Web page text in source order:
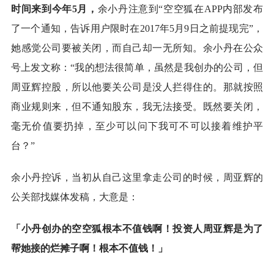
时间来到今年5月， 余小丹注意到“空空狐在APP内部发布
了一个通知，告诉用户限时在2017年5月9日之前提现完”，
她感觉公司要被关闭，而自己却一无所知。余小丹在公众
号上发文称：“我的想法很简单，虽然是我创办的公司，但
周亚辉控股，所以他要关公司是没人拦得住的。那就按照
商业规则来，但不通知股东，我无法接受。既然要关闭，
毫无价值要扔掉，至少可以问下我可不可以接着维护平
台？”
余小丹控诉，当初从自己这里拿走公司的时候，周亚辉的
公关部找媒体发稿，大意是：
「小丹创办的空空狐根本不值钱啊！投资人周亚辉是为了
帮她接的烂摊子啊！根本不值钱！」